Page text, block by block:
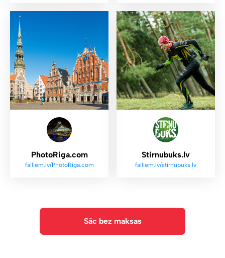
PhotoRiga.com
failiem.lv/PhotoRiga.com
Stirnubuks.lv
failiem.lv/stirnubuks.lv
Sāc bez maksas